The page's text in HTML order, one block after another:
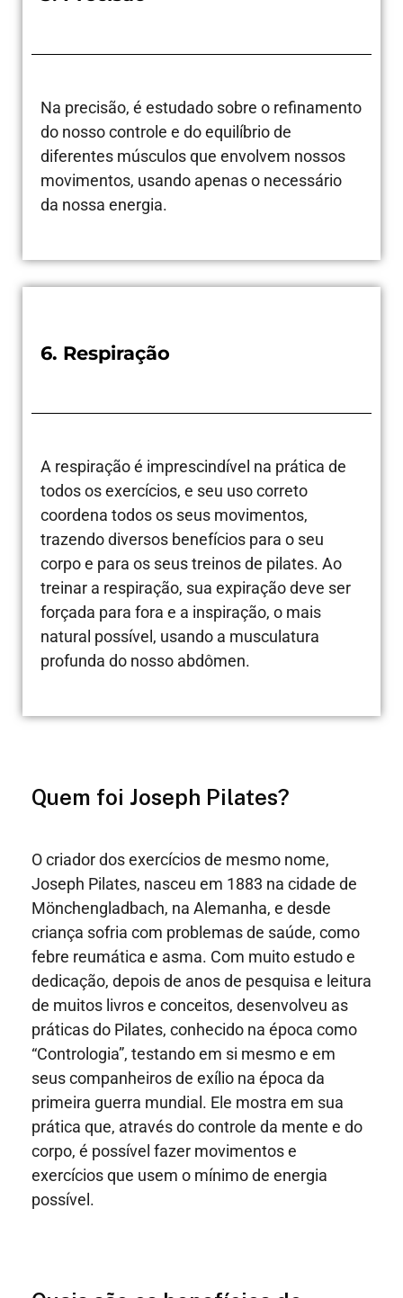
Na precisão, é estudado sobre o refinamento
do nosso controle e do equilíbrio de
diferentes músculos que envolvem nossos
movimentos, usando apenas o necessário
da nossa energia.
6. Respiração
A respiração é imprescindível na prática de
todos os exercícios, e seu uso correto
coordena todos os seus movimentos,
trazendo diversos benefícios para o seu
corpo e para os seus treinos de pilates. Ao
treinar a respiração, sua expiração deve ser
forçada para fora e a inspiração, o mais
natural possível, usando a musculatura
profunda do nosso abdômen.
Quem foi Joseph Pilates?
O criador dos exercícios de mesmo nome,
Joseph Pilates, nasceu em 1883 na cidade de
Mönchengladbach, na Alemanha, e desde
criança sofria com problemas de saúde, como
febre reumática e asma. Com muito estudo e
dedicação, depois de anos de pesquisa e leitura
de muitos livros e conceitos, desenvolveu as
práticas do Pilates, conhecido na época como
“Contrologia”, testando em si mesmo e em
seus companheiros de exílio na época da
primeira guerra mundial. Ele mostra em sua
prática que, através do controle da mente e do
corpo, é possível fazer movimentos e
exercícios que usem o mínimo de energia
possível.